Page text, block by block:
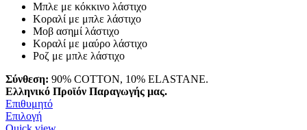
Μπλε με κόκκινο λάστιχο
Κοραλί με μπλε λάστιχο
Μοβ ασημί λάστιχο
Κοραλί με μαύρο λάστιχο
Ροζ με μπλε λάστιχο
Σύνθεση: 90% COTTON, 10% ELASTANE.
Ελληνικό Προϊόν Παραγωγής μας.
Επιθυμητό
ΕπιλογήΑυτό